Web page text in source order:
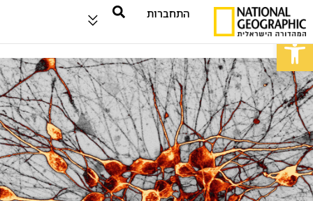
פתח סרגל נגישות
התחברות